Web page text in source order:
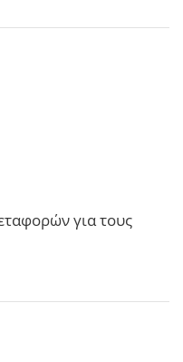
για τους